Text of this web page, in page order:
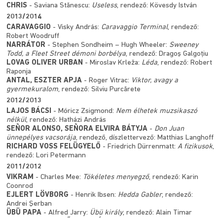
CHRIS - Saviana Stănescu: Useless, rendező: Kövesdy István
2013/2014
CARAVAGGIO - Visky András: Caravaggio Terminal, rendező:
Robert Woodruff
NARRÁTOR - Stephen Sondheim – Hugh Wheeler: Sweeney
Todd, a Fleet Street démoni borbélya, rendező: Dragoş Galgoţiu
LOVAG OLIVER URBAN - Miroslav Krleža: Léda, rendező: Robert
Raponja
ANTAL, ESZTER APJA - Roger Vitrac: Viktor, avagy a
gyermekuralom, rendező: Silviu Purcărete
2012/2013
LAJOS BÁCSI - Móricz Zsigmond: Nem élhetek muzsikaszó
nélkül, rendező: Hatházi András
SEÑOR ALONSO, SEÑORA ELVIRA BÁTYJA - Don Juan
ünnepélyes vacsorája, rendező, díszlettervező: Matthias Langhoff
RICHARD VOSS FELÜGYELŐ - Friedrich Dürrenmatt:A fizikusok,
rendező: Lori Petermann
2011/2012
VIKRAM - Charles Mee: Tökéletes menyegző, rendező: Karin
Coonrod
EJLERT LÖVBORG - Henrik Ibsen: Hedda Gabler, rendező:
Andrei Şerban
ÜBÜ PAPA - Alfred Jarry: Übü király, rendező: Alain Timar